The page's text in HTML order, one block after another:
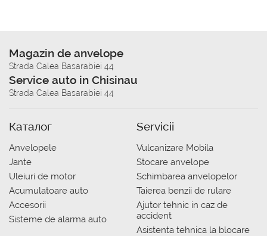
Magazin de anvelope
Strada Calea Basarabiei 44
Service auto in Chisinau
Strada Calea Basarabiei 44
Каталог
Anvelopele
Jante
Uleiuri de motor
Acumulatoare auto
Accesorii
Sisteme de alarma auto
Servicii
Vulcanizare Mobila
Stocare anvelope
Schimbarea anvelopelor
Taierea benzii de rulare
Ajutor tehnic in caz de
accident
Asistenta tehnica la blocare